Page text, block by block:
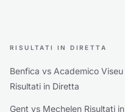
RISULTATI IN DIRETTA
Benfica vs Academico Viseu
Risultati in Diretta
Gent vs Mechelen Risultati in